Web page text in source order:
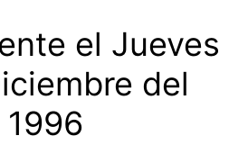
el Jueves
del
1996